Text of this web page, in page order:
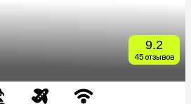
9.2
45 отзывов